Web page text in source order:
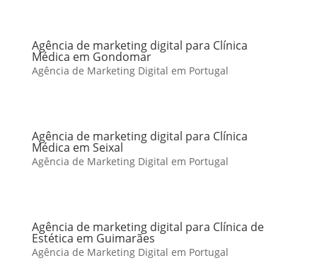
Agência de marketing digital para Clínica
Médica em Gondomar
Agência de Marketing Digital em Portugal
Agência de marketing digital para Clínica
Médica em Seixal
Agência de Marketing Digital em Portugal
Agência de marketing digital para Clínica de
Estética em Guimarães
Agência de Marketing Digital em Portugal